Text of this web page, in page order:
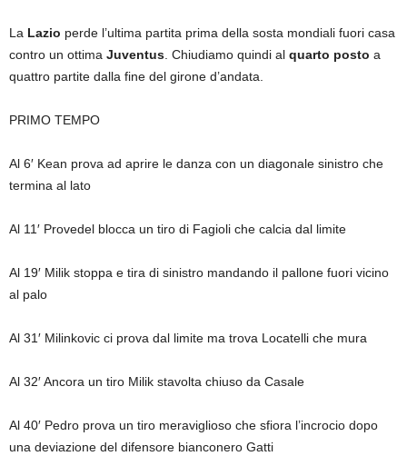
La Lazio perde l’ultima partita prima della sosta mondiali fuori casa
contro un ottima Juventus. Chiudiamo quindi al quarto posto a
quattro partite dalla fine del girone d’andata.
PRIMO TEMPO
Al 6′ Kean prova ad aprire le danza con un diagonale sinistro che
termina al lato
Al 11′ Provedel blocca un tiro di Fagioli che calcia dal limite
Al 19′ Milik stoppa e tira di sinistro mandando il pallone fuori vicino
al palo
Al 31′ Milinkovic ci prova dal limite ma trova Locatelli che mura
Al 32′ Ancora un tiro Milik stavolta chiuso da Casale
Al 40′ Pedro prova un tiro meraviglioso che sfiora l’incrocio dopo
una deviazione del difensore bianconero Gatti